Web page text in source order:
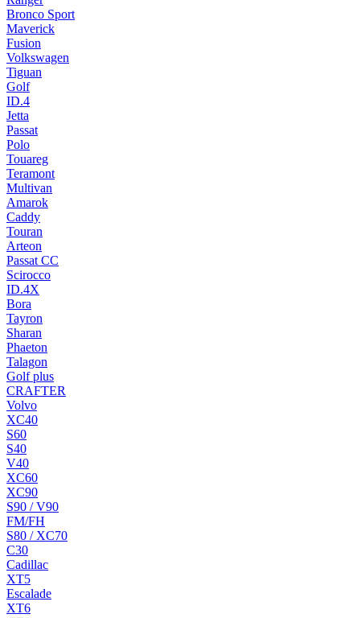
Bronco Sport
Maverick
Fusion
Volkswagen
Tiguan
Golf
ID.4
Jetta
Passat
Polo
Touareg
Teramont
Multivan
Amarok
Caddy
Touran
Arteon
Passat CC
Scirocco
ID.4X
Bora
Tayron
Sharan
Phaeton
Talagon
Golf plus
CRAFTER
Volvo
XC40
S60
S40
V40
XC60
XC90
S90 / V90
FM/FH
S80 / XC70
C30
Cadillac
XT5
Escalade
XT6